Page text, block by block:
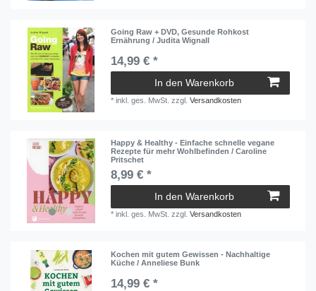
Going Raw + DVD, Gesunde Rohkost
Ernährung / Judita Wignall
14,99 € *
In den Warenkorb
*inkl. ges. MwSt. zzgl.Versandkosten
Happy & Healthy - Einfache schnelle vegane
Rezepte für mehr Wohlbefinden / Caroline
Pritschet
8,99 € *
In den Warenkorb
*inkl. ges. MwSt. zzgl.Versandkosten
Kochen mit gutem Gewissen - Nachhaltige
Küche / Anneliese Bunk
14,99 € *